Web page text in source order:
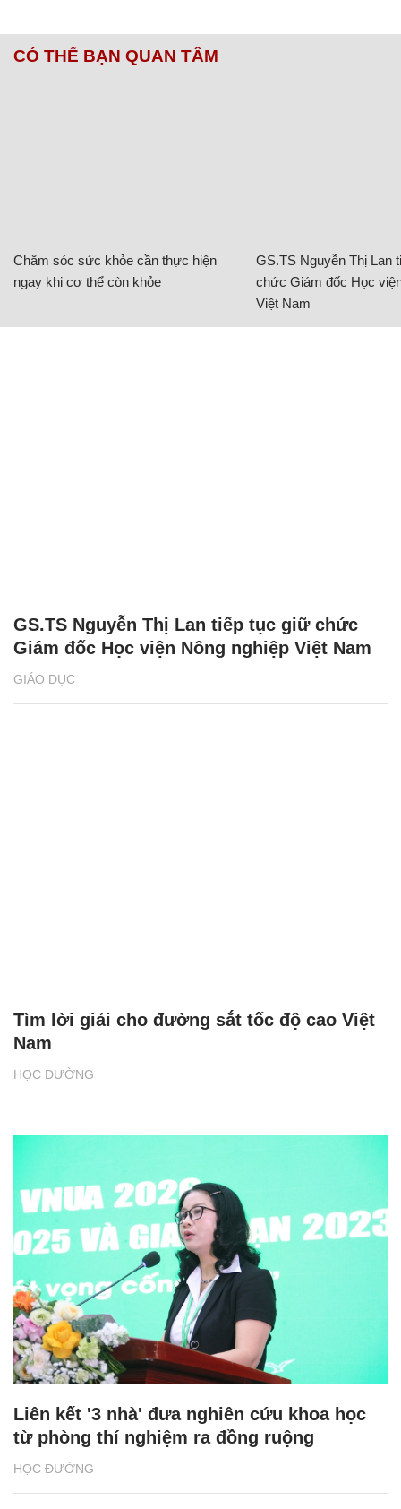
CÓ THỂ BẠN QUAN TÂM
Chăm sóc sức khỏe cần thực hiện
ngay khi cơ thể còn khỏe
GS.TS Nguyễn Thị Lan
chức Giám đốc Học
Việt Nam
GIÁO DỤC
GS.TS Nguyễn Thị Lan tiếp tục giữ chức
Giám đốc Học viện Nông nghiệp Việt Nam
HỌC ĐƯỜNG
Tìm lời giải cho đường sắt tốc độ cao Việt
Nam
HỌC ĐƯỜNG
Liên kết '3 nhà' đưa nghiên cứu khoa học
từ phòng thí nghiệm ra đồng ruộng